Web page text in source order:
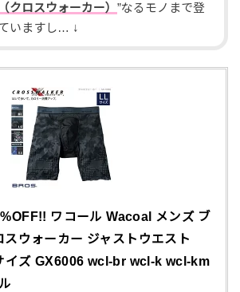
クロスウォーカー） ”なるモノまで登
いますし… ↓
ワコール Wacoal メンズ ブ
ウォーカー ジャストウエスト
イズ GX6006 wcl-br wcl-k wcl-km